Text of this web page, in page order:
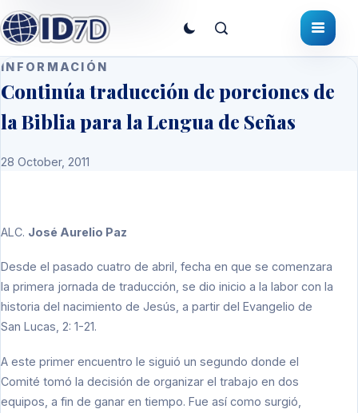
INFORMACIÓN
Continúa traducción de porciones de
la Biblia para la Lengua de Señas
28 October, 2011
ALC. José Aurelio Paz
Desde el pasado cuatro de abril, fecha en que se comenzara
la primera jornada de traducción, se dio inicio a la labor con la
historia del nacimiento de Jesús, a partir del Evangelio de
San Lucas, 2: 1-21.
A este primer encuentro le siguió un segundo donde el
Comité tomó la decisión de organizar el trabajo en dos
equipos, a fin de ganar en tiempo. Fue así como surgió,